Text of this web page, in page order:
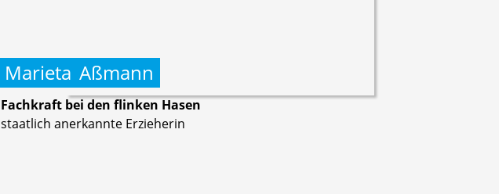
Marieta Aßmann
Fachkraft bei den flinken Hasen
staatlich anerkannte Erzieherin